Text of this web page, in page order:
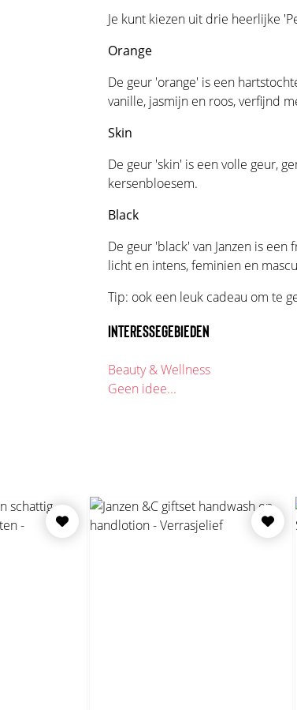
Je kunt kiezen uit drie heerlijke
Orange
De geur 'orange' is een
vanille, jasmijn en roos, verfijnd
Skin
De geur 'skin' is een volle geur,
kersenbloesem.
Black
De geur 'black' van Janzen is
licht en intens, feminien en
Tip: ook een leuk cadeau om te
INTERESSEGEBIEDEN
Beauty & Wellness
Geen idee...